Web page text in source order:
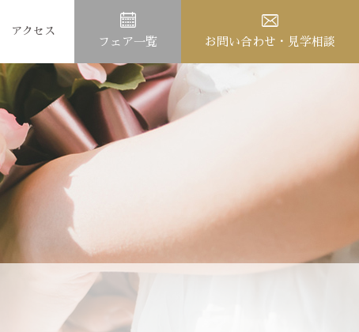
アクセス
フェア一覧 お問い合わせ・見学相談